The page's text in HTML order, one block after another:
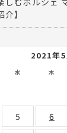
】
2021年5
水 木
5 6